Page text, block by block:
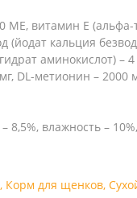
витамин Е (альфа-
(йодат кальция
аминокислот) –
DL-метионин – 2000
влажность –
, Корм для щенков,